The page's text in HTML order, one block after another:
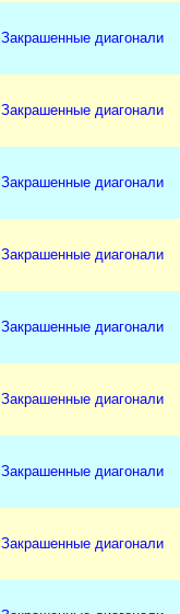
Закрашенные диагонали
Закрашенные диагонали
Закрашенные диагонали
Закрашенные диагонали
Закрашенные диагонали
Закрашенные диагонали
Закрашенные диагонали
Закрашенные диагонали